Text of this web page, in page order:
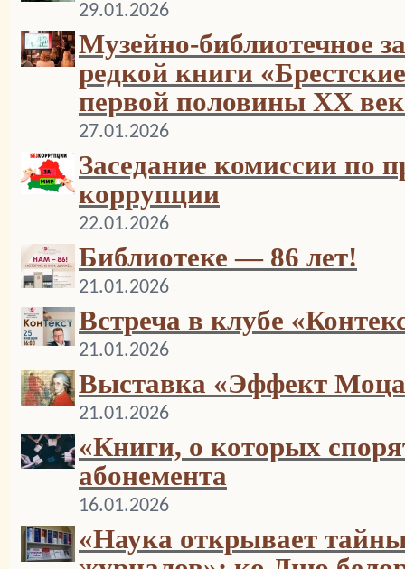
29.01.2026
Музейно-библиотечное
редкой книги
первой половины XX
27.01.2026
Заседание комиссии по
коррупции
22.01.2026
Библиотеке — 86 лет!
21.01.2026
Встреча в клубе
21.01.2026
Выставка «Эффект
21.01.2026
«Книги, о которых
абонемента
16.01.2026
«Наука открывает